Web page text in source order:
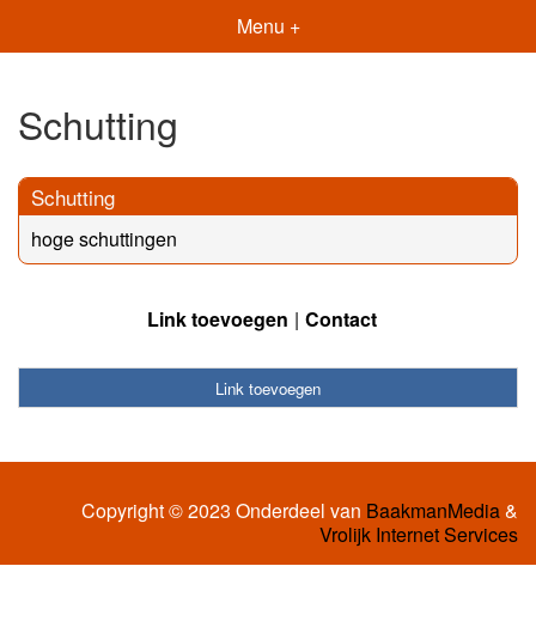
Menu +
Schutting
Schutting
hoge schuttingen
Link toevoegen Contact
Link toevoegen
Copyright © 2023 Onderdeel van BaakmanMedia&
Vrolijk Internet Services